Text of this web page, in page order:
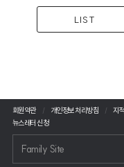
LIST
회원약관 개인정보 처리방침 지
뉴스레터 신청
Family Site